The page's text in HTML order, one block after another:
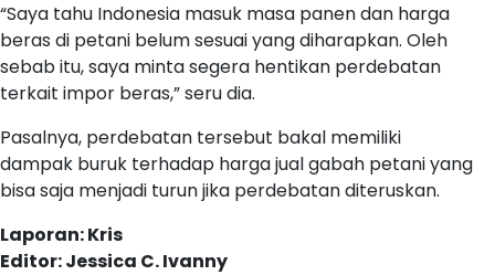
“Saya tahu Indonesia masuk masa panen dan harga
beras di petani belum sesuai yang diharapkan. Oleh
sebab itu, saya minta segera hentikan perdebatan
terkait impor beras,” seru dia.
Pasalnya, perdebatan tersebut bakal memiliki
dampak buruk terhadap harga jual gabah petani yang
bisa saja menjadi turun jika perdebatan diteruskan.
Laporan: Kris
Editor: Jessica C. Ivanny